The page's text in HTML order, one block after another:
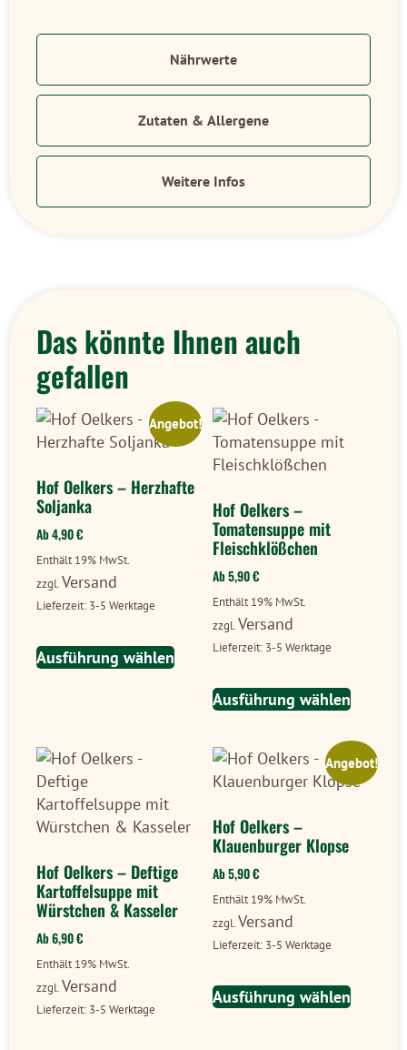
Nährwerte
Zutaten & Allergene
Weitere Infos
Das könnte Ihnen auch
gefallen
Angebot!
Hof Oelkers – Herzhafte
Soljanka
Ab4,90€
Enthält 19% MwSt.
zzgl.Versand
Lieferzeit: 3-5 Werktage
Ausführung wählen
Hof Oelkers –
Tomatensuppe mit
Fleischklößchen
Ab5,90€
Enthält 19% MwSt.
zzgl.Versand
Lieferzeit: 3-5 Werktage
Ausführung wählen
Hof Oelkers – Deftige
Kartoffelsuppe mit
Würstchen & Kasseler
Ab6,90€
Enthält 19% MwSt.
zzgl.Versand
Lieferzeit: 3-5 Werktage
Angebot!
Hof Oelkers –
Klauenburger Klopse
Ab5,90€
Enthält 19% MwSt.
zzgl.Versand
Lieferzeit: 3-5 Werktage
Ausführung wählen